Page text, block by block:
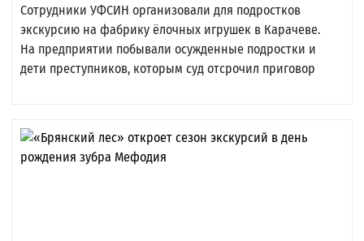
Сотрудники УФСИН организовали для подростков
экскурсию на фабрику ёлочных игрушек в Карачеве.
На предприятии побывали осужденные подростки и
дети преступников, которым суд отсрочил приговор